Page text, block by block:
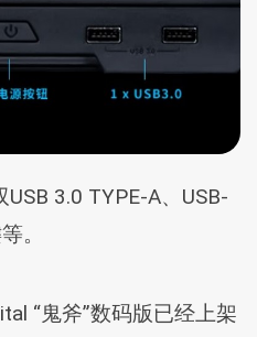
3.0 TYPE-A、USB-
。
“鬼斧”数码版已经上架